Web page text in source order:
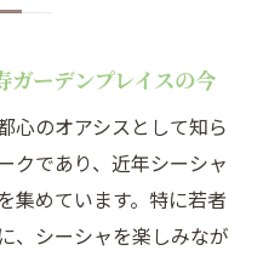
ガーデンプレイスの今
心のオアシスとして知ら
クであり、近年シーシャ
集めています。特に若者
、シーシャを楽しみなが